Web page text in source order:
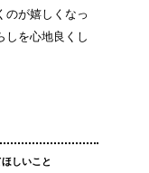
のが嬉しくなっ
しを心地良くし
しいこと